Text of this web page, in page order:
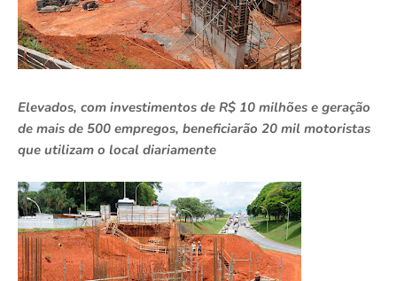
Elevados, com investimentos de R$ 10 milhões e geração
de mais de 500 empregos, beneficiarão 20 mil motoristas
que utilizam o local diariamente